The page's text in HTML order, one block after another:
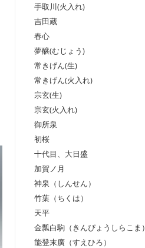
手取川(火入れ)
吉田蔵
春心
夢醸(むじょう)
常きげん(生)
常きげん(火入れ)
宗玄(生)
宗玄(火入れ)
御所泉
初桜
十代目、大日盛
加賀ノ月
神泉（しんせん）
竹葉（ちくは）
天平
金瓢白駒（きんぴょうしらこま）
能登末廣（すえひろ）